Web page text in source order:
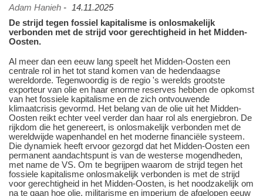
Adam Hanieh - 14.11.2025
De strijd tegen fossiel kapitalisme is onlosmakelijk
verbonden met de strijd voor gerechtigheid in het Midden-
Oosten.
Al meer dan een eeuw lang speelt het Midden-Oosten een
centrale rol in het tot stand komen van de hedendaagse
wereldorde. Tegenwoordig is de regio 's werelds grootste
exporteur van olie en haar enorme reserves hebben de opkomst
van het fossiele kapitalisme en de zich ontvouwende
klimaatcrisis gevormd. Het belang van de olie uit het Midden-
Oosten reikt echter veel verder dan haar rol als energiebron. De
rijkdom die het genereert, is onlosmakelijk verbonden met de
wereldwijde wapenhandel en het moderne financiële systeem.
Die dynamiek heeft ervoor gezorgd dat het Midden-Oosten een
permanent aandachtspunt is van de westerse mogendheden,
met name de VS. Om te begrijpen waarom de strijd tegen het
fossiele kapitalisme onlosmakelijk verbonden is met de strijd
voor gerechtigheid in het Midden-Oosten, is het noodzakelijk om
na te gaan hoe olie, militarisme en imperium de afgelopen eeuw